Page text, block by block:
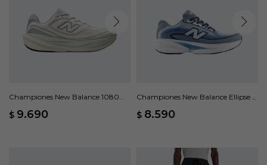
Championes New Balance 1080
$ 9.690
Championes New Balance Ellipse -
$ 8.590